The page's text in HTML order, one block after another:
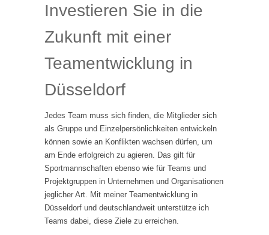
Investieren Sie in die
Zukunft mit einer
Teamentwicklung in
Düsseldorf
Jedes Team muss sich finden, die Mitglieder sich
als Gruppe und Einzelpersönlichkeiten entwickeln
können sowie an Konflikten wachsen dürfen, um
am Ende erfolgreich zu agieren. Das gilt für
Sportmannschaften ebenso wie für Teams und
Projektgruppen in Unternehmen und Organisationen
jeglicher Art. Mit meiner Teamentwicklung in
Düsseldorf und deutschlandweit unterstütze ich
Teams dabei, diese Ziele zu erreichen.